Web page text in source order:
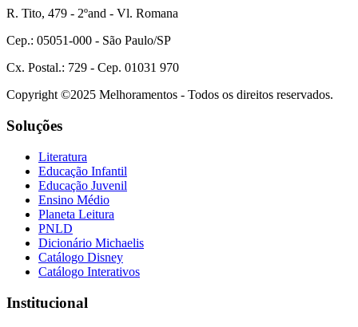
R. Tito, 479 - 2ºand - Vl. Romana
Cep.: 05051-000 - São Paulo/SP
Cx. Postal.: 729 - Cep. 01031 970
Copyright ©2025 Melhoramentos - Todos os direitos reservados.
Soluções
Literatura
Educação Infantil
Educação Juvenil
Ensino Médio
Planeta Leitura
PNLD
Dicionário Michaelis
Catálogo Disney
Catálogo Interativos
Institucional